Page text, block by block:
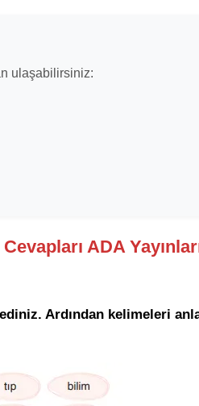
ulaşabilirsiniz:
ADA
Ardından kelimeleri